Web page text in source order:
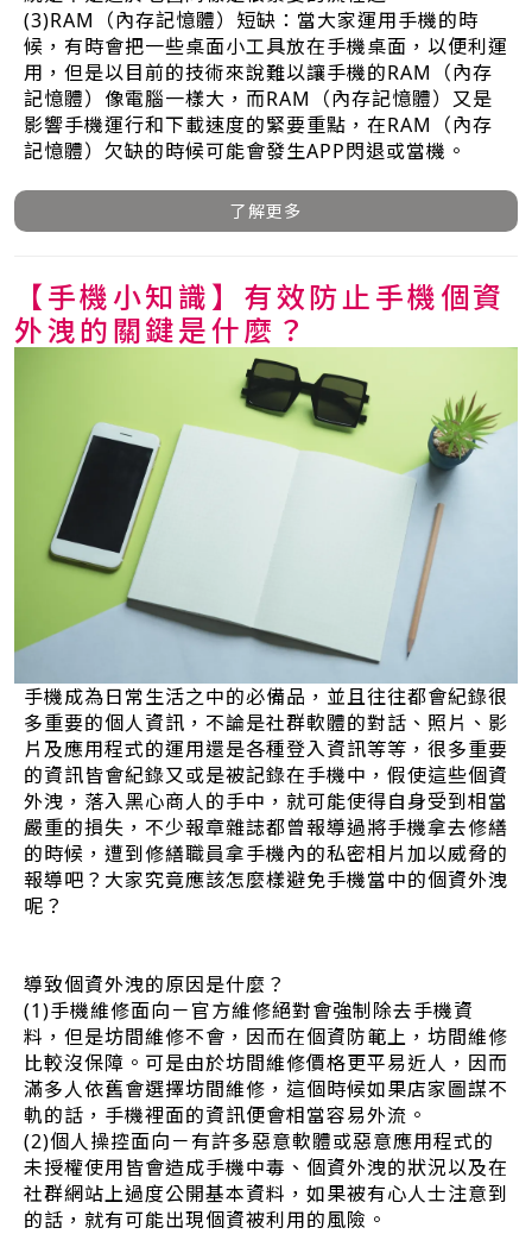
(3)RAM（內存記憶體）短缺：當大家運用手機的時
候，有時會把一些桌面小工具放在手機桌面，以便利運
用，但是以目前的技術來說難以讓手機的RAM（內存
記憶體）像電腦一樣大，而RAM（內存記憶體）又是
影響手機運行和下載速度的緊要重點，在RAM（內存
記憶體）欠缺的時候可能會發生APP閃退或當機。
了解更多
【手機小知識】有效防止手機個資
外洩的關鍵是什麼？
手機成為日常生活之中的必備品，並且往往都會紀錄很
多重要的個人資訊，不論是社群軟體的對話、照片、影
片及應用程式的運用還是各種登入資訊等等，很多重要
的資訊皆會紀錄又或是被記錄在手機中，假使這些個資
外洩，落入黑心商人的手中，就可能使得自身受到相當
嚴重的損失，不少報章雜誌都曾報導過將手機拿去修繕
的時候，遭到修繕職員拿手機內的私密相片加以威脅的
報導吧？大家究竟應該怎麼樣避免手機當中的個資外洩
呢？
導致個資外洩的原因是什麼？
(1)手機維修面向－官方維修絕對會強制除去手機資
料，但是坊間維修不會，因而在個資防範上，坊間維修
比較沒保障。可是由於坊間維修價格更平易近人，因而
滿多人依舊會選擇坊間維修，這個時候如果店家圖謀不
軌的話，手機裡面的資訊便會相當容易外流。
(2)個人操控面向－有許多惡意軟體或惡意應用程式的
未授權使用皆會造成手機中毒、個資外洩的狀況以及在
社群網站上過度公開基本資料，如果被有心人士注意到
的話，就有可能出現個資被利用的風險。